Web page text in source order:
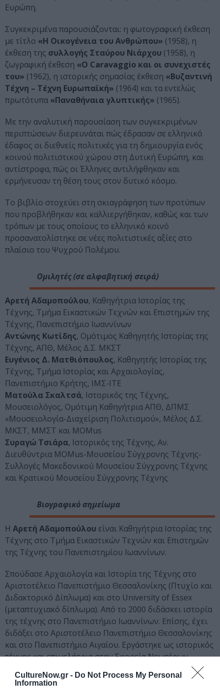
CultureNow.gr - Do Not Process My Personal
Information
Ευρώπη.
Συγκεκριμένα παρουσιάζονται: η φωτογραφική έκθεση
με τίτλο «Η Οικογένεια του Ανθρώπου» (1958), η
έκθεση της συλλογής Σταύρου Νιάρχου (1958), η
ζωγραφική έκθεση «Ο Caravaggio και οι συνεχιστές
του» (1962), η ιστορικής σημασίας έκθεση «Βυζαντινή
Τέχνη – Τέχνη Ευρωπαϊκή» (1964) και τα εντελώς
πρωτότυπα «Παναθήναια γλυπτικής» (1965).
Με την αναλυτική παρουσίαση των συγκεκριμένων
περιπτώσεων διερευνάται πώς έδρασαν σε ελληνικό
έδαφος οι διεθνείς πολιτικές για τη δημιουργία ενός
κοινού πολιτιστικού χώρου στη Δυτική Ευρώπη, και
αντίστροφα, πώς οι Έλληνες αντιλήφθηκαν και
ερμήνευσαν τη θέση τους στον δυτικό κόσμο.
Το βιβλίο στοχεύει στη σκιαγράφηση των προτύπων
που προβλήθηκαν και καλλιεργήθηκαν, καθώς και των
τρόπων με τους οποίους το ελληνικό κοινό
προσανατολίστηκε σε νέες πολιτιστικές αξίες στο
πλαίσιο του Ψυχρού Πολέμου.
Ομιλητές (σε αλφαβητική σειρά)
Αρετή Αδαμοπούλου, Καθηγήτρια Ιστορίας της
Τέχνης, Τμήμα Εικαστικών Τεχνών και Επιστημών της
Τέχνης, Πανεπιστήμιο Ιωαννίνων
Αντώνης Κωτίδης, Ομότιμος Καθηγητής Ιστορίας της
Τέχνης, ΑΠΘ, Μέλος Δ.Σ. ΜΚΣΤ
Ευγένιος Δ. Ματθιόπουλος, Καθηγητής Ιστορίας της
Τέχνης, Τμήμα Ιστορίας και Αρχαιολογίας,
Πανεπιστήμιο Κρήτης, ΙΜΣ-ΙΤΕ
Ματούλα Σκαλτσά, Ιστορικός της Τέχνης,
Μουσειολόγος, Ομότιμη Καθηγήτρια ΑΠΘ, ΔΠΜΣ
«Μουσειολογία-Διαχείριση Πολιτισμού», Μέλος Δ.Σ.
ΜΚΣΤ, ΜΜΣΤ και ΜΟΜus
Συραγώ Τσιάρα, Ιστορικός της Τέχνης, Αν.
Διευθύντρια MOMus-Μουσείου Σύγχρονης Τέχνης-
Συλλογές Μακεδονικού Μουσείου Σύγχρονης Τέχνης
και Κρατικού Μουσείου Σύγχρονης Τέχνης
Βιογραφικό σημείωμα
H Αρετή Αδαμοπούλου είναι Καθηγήτρια Ιστορίας της
Τέχνης στο Τμήμα Εικαστικών Τεχνών και Επιστημών
της Τέχνης του Πανεπιστημίου Ιωαννίνων.
Σπούδασε Αρχαιολογία και Ιστορία της Τέχνης στο
Αριστοτέλειο Πανεπιστήμιο Θεσσαλονίκης (Πτυχίο και
Διδακτορικό Δίπλωμα) και στο University of Essex
(μεταπτυχιακό δίπλωμα). Από το 2000 διδάσκει ιστορία
της τέχνης στο Πανεπιστήμιο Ιωαννίνων. Επίσης, έχει
διδάξει στο Αριστοτέλειο Πανεπιστήμιο Θεσσαλονίκης
και στο Πανεπιστήμιο Αιγαίου. Εργάστηκε ως ιστορικός
τέχνης και επιμελήτρια στην Εφορεία Νεωτέρων
Μουσείο Σύγχρονης Τέχνης και στο Κέντρο Σύγχρονης